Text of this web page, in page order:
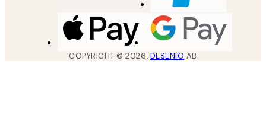
COPYRIGHT ©2026, DESENIO AB